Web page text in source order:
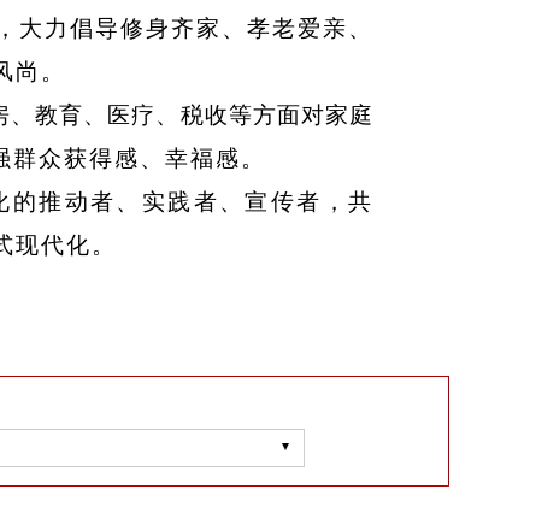
大力倡导修身齐家 、 孝老爱亲、
。
、教育、 医疗、 税收等方面对家庭
群众获得感、 幸福感。
的推动者、 实践者、宣传者，共
现代化。